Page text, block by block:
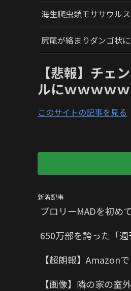
海生爬虫類モササウル
尻尾が絡まりダンゴ状
【悲報】チェ
ルにｗｗｗｗｗ
このサイトの記事を見る
新着記事
ブロリーMADを初め
650万部を誇った「
【超朗報】Amazon
【画像】隣の家の室